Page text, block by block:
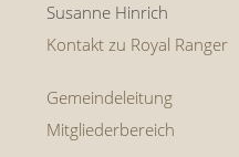
Susanne Hinrich
Kontakt zu Royal Ranger
Gemeindeleitung
Mitgliederbereich